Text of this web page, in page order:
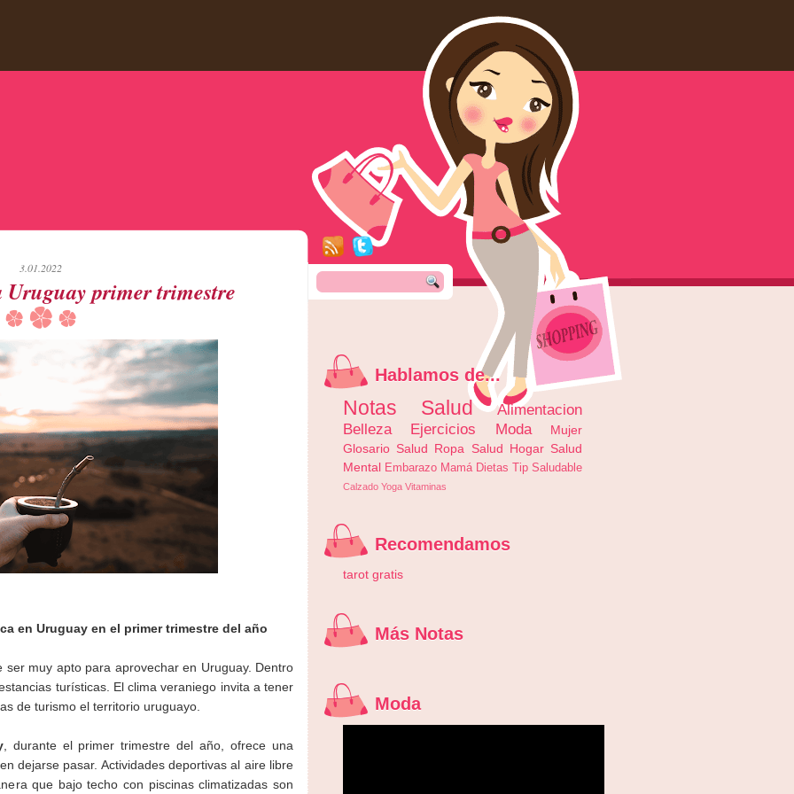
3.01.2022
primer trimestre
en Uruguay en el primer trimestre del año
muy apto para aprovechar en Uruguay. Dentro
turísticas. El clima veraniego invita a tener
de turismo el territorio uruguayo.
, durante el primer trimestre del año, ofrece una
dejarse pasar. Actividades deportivas al aire libre
que bajo techo con piscinas climatizadas son
Hablamos de...
Notas Salud
Alimentacion
Belleza
Ejercicios Moda
Mujer
Glosario Salud Ropa Salud Hogar Salud
Mental Embarazo Mamá Dietas Tip Saludable
Calzado Yoga Vitaminas
Recomendamos
tarot gratis
Más Notas
Moda